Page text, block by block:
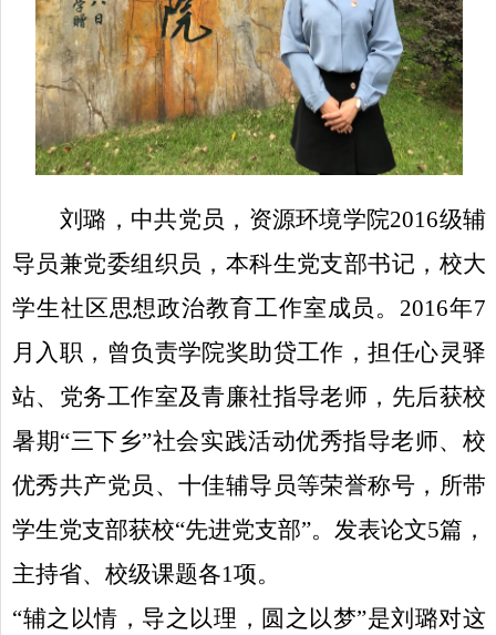
刘璐，中共党员，资源环境学院2016级辅
导员兼党委组织员，本科生党支部书记，校大
学生社区思想政治教育工作室成员。 2016年7
月入职，曾负责学院奖助贷工作，担任心灵驿
站、党务工作室及青廉社指导老师，先后获校
暑期“三下乡”社会实践活动优秀指导老师、校
优秀共产党员、十佳辅导员等荣誉称号，所带
学生党支部获校“先进党支部”。发表论文5篇，
主持省、校级课题各1项。
“辅之以情，导之以理，圆之以梦”是刘璐对这